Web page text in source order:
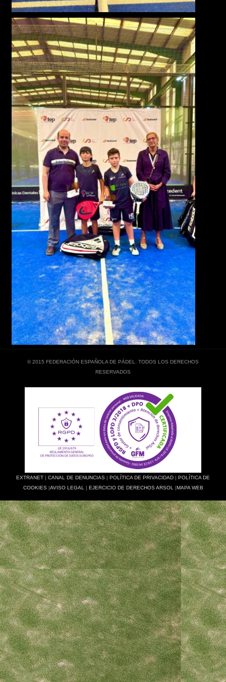
© 2015 FEDERACIÓN ESPAÑOLA DE PÁDEL. TODOS LOS DERECHOS
RESERVADOS
EXTRANET | CANAL DE DENUNCIAS | POLÍTICA DE PRIVACIDAD | POLÍTICA DE
COOKIES|AVISO LEGAL | EJERCICIO DE DERECHOS ARSOL |MAPA WEB